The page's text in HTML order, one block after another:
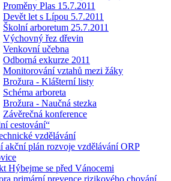
Proměny Plas 15.7.2011
Devět let s Lípou 5.7.2011
Školní arboretum 25.7.2011
Výchovný řez dřevin
Venkovní učebna
Odborná exkurze 2011
Monitorování vztahů mezi žáky
Brožura - Klášterní listy
Schéma arboreta
Brožura - Naučná stezka
Závěrečná konference
cestování“
vzdělávání
akční plán rozvoje vzdělávání ORP
Hýbejme se před Vánocemi
primární prevence rizikového chování